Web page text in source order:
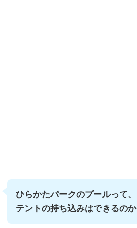
ひらかたパークのプールって、
テントの持ち込みはできるの